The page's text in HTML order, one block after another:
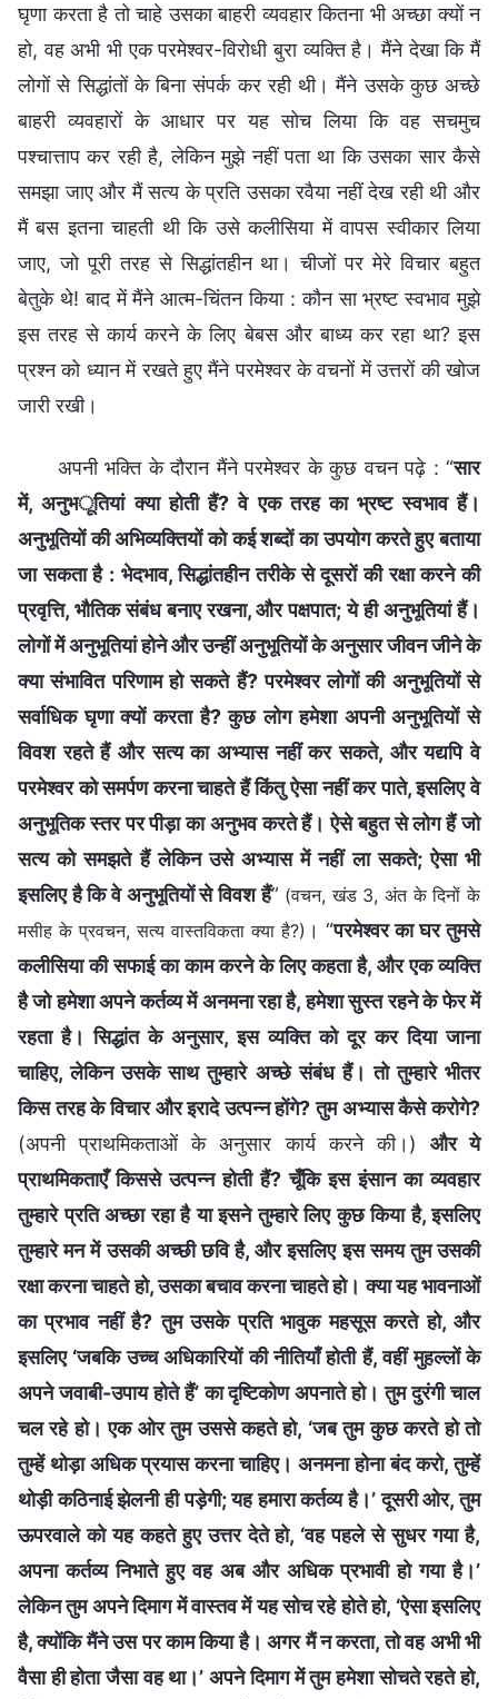
घृणा करता है तो चाहे उसका बाहरी व्यवहार कितना भी अच्छा क्यों न
हो, वह अभी भी एक परमेश्वर-विरोधी बुरा व्यक्ति है। मैंने देखा कि मैं
लोगों से सिद्धांतों के बिना संपर्क कर रही थी। मैंने उसके कुछ अच्छे
बाहरी व्यवहारों के आधार पर यह सोच लिया कि वह सचमुच
पश्चात्ताप कर रही है, लेकिन मुझे नहीं पता था कि उसका सार कैसे
समझा जाए और मैं सत्य के प्रति उसका रवैया नहीं देख रही थी और
मैं बस इतना चाहती थी कि उसे कलीसिया में वापस स्वीकार लिया
जाए, जो पूरी तरह से सिद्धांतहीन था। चीजों पर मेरे विचार बहुत
बेतुके थे! बाद में मैंने आत्म-चिंतन किया : कौन सा भ्रष्ट स्वभाव मुझे
इस तरह से कार्य करने के लिए बेबस और बाध्य कर रहा था? इस
प्रश्न को ध्यान में रखते हुए मैंने परमेश्वर के वचनों में उत्तरों की खोज
जारी रखी।
अपनी भक्ति के दौरान मैंने परमेश्वर के कुछ वचन पढ़े : “सार
में, अनुभूतियां क्या होती हैं? वे एक तरह का भ्रष्ट स्वभाव हैं।
अनुभूतियों की अभिव्यक्तियों को कई शब्दों का उपयोग करते हुए बताया
जा सकता है : भेदभाव, सिद्धांतहीन तरीके से दूसरों की रक्षा करने की
प्रवृत्ति, भौतिक संबंध बनाए रखना, और पक्षपात; ये ही अनुभूतियां हैं।
लोगों में अनुभूतियां होने और उन्हीं अनुभूतियों के अनुसार जीवन जीने के
क्या संभावित परिणाम हो सकते हैं? परमेश्वर लोगों की अनुभूतियों से
सर्वाधिक घृणा क्यों करता है? कुछ लोग हमेशा अपनी अनुभूतियों से
विवश रहते हैं और सत्य का अभ्यास नहीं कर सकते, और यद्यपि वे
परमेश्वर को समर्पण करना चाहते हैं किंतु ऐसा नहीं कर पाते, इसलिए वे
अनुभूतिक स्तर पर पीड़ा का अनुभव करते हैं। ऐसे बहुत से लोग हैं जो
सत्य को समझते हैं लेकिन उसे अभ्यास में नहीं ला सकते; ऐसा भी
इसलिए है कि वे अनुभूतियों से विवश हैं” (वचन, खंड 3, अंत के दिनों के
मसीह के प्रवचन, सत्य वास्तविकता क्या है?) । “परमेश्वर का घर तुमसे
कलीसिया की सफाई का काम करने के लिए कहता है, और एक व्यक्ति
है जो हमेशा अपने कर्तव्य में अनमना रहा है, हमेशा सुस्त रहने के फेर में
रहता है। सिद्धांत के अनुसार, इस व्यक्ति को दूर कर दिया जाना
चाहिए, लेकिन उसके साथ तुम्हारे अच्छे संबंध हैं। तो तुम्हारे भीतर
किस तरह के विचार और इरादे उत्पन्न होंगे? तुम अभ्यास कैसे करोगे?
(अपनी प्राथमिकताओं के अनुसार कार्य करने की।) और ये
प्राथमिकताएँ किससे उत्पन्न होती हैं? चूँकि इस इंसान का व्यवहार
तुम्हारे प्रति अच्छा रहा है या इसने तुम्हारे लिए कुछ किया है, इसलिए
तुम्हारे मन में उसकी अच्छी छवि है, और इसलिए इस समय तुम उसकी
रक्षा करना चाहते हो, उसका बचाव करना चाहते हो। क्या यह भावनाओं
का प्रभाव नहीं है? तुम उसके प्रति भावुक महसूस करते हो, और
इसलिए ‘जबकि उच्च अधिकारियों की नीतियाँ होती हैं, वहीं मुहल्लों के
अपने जवाबी-उपाय होते हैं’ का दृष्टिकोण अपनाते हो। तुम दुरंगी चाल
चल रहे हो। एक ओर तुम उससे कहते हो, ‘जब तुम कुछ करते हो तो
तुम्हें थोड़ा अधिक प्रयास करना चाहिए। अनमना होना बंद करो, तुम्हें
थोड़ी कठिनाई झेलनी ही पड़ेगी; यह हमारा कर्तव्य है।’ दूसरी ओर, तुम
ऊपरवाले को यह कहते हुए उत्तर देते हो, ‘वह पहले से सुधर गया है,
अपना कर्तव्य निभाते हुए वह अब और अधिक प्रभावी हो गया है।’
लेकिन तुम अपने दिमाग में वास्तव में यह सोच रहे होते हो, ‘ऐसा इसलिए
है, क्योंकि मैंने उस पर काम किया है। अगर मैं न करता, तो वह अभी भी
वैसा ही होता जैसा वह था।’ अपने दिमाग में तुम हमेशा सोचते रहते हो,